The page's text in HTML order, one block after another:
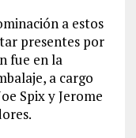
a estos
presentes por
fue en la
a cargo
Spix y Jerome